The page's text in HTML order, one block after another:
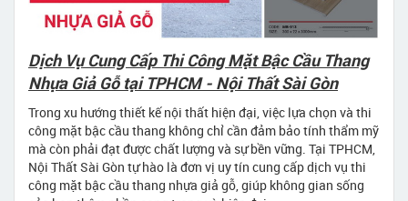
Dịch Vụ Cung Cấp Thi Công Mặt Bậc Cầu Thang
Nhựa Giả Gỗ tại TPHCM - Nội Thất Sài Gòn
Trong xu hướng thiết kế nội thất hiện đại, việc lựa chọn và thi
công mặt bậc cầu thang không chỉ cần đảm bảo tính thẩm mỹ
mà còn phải đạt được chất lượng và sự bền vững. Tại TPHCM,
Nội Thất Sài Gòn tự hào là đơn vị uy tín cung cấp dịch vụ thi
công mặt bậc cầu thang nhựa giả gỗ, giúp không gian sống